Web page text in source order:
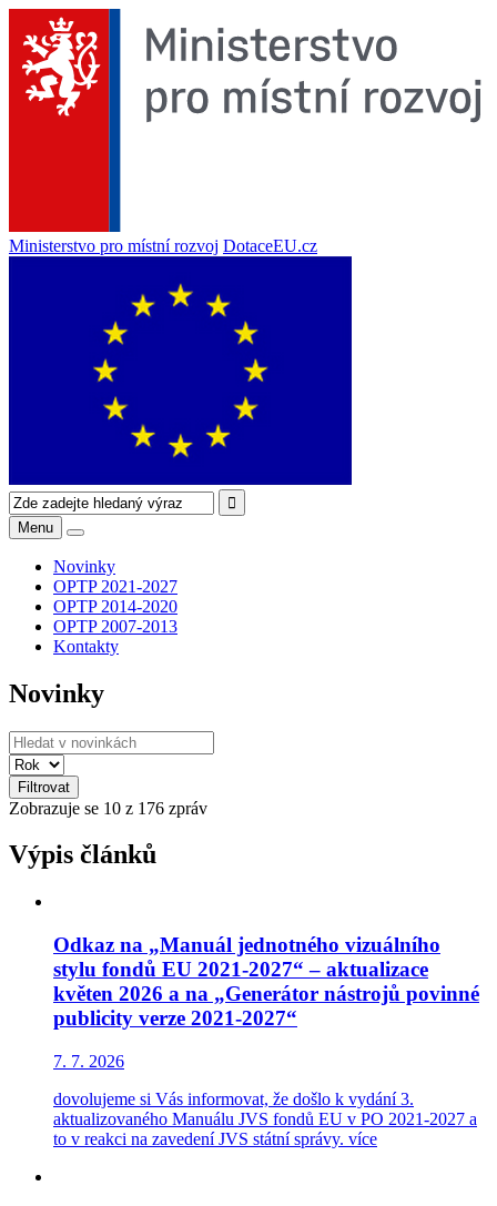
Ministerstvo pro místní rozvoj DotaceEU.cz
Menu
Novinky
OPTP 2021-2027
OPTP 2014-2020
OPTP 2007-2013
Kontakty
Novinky
Filtrovat
Zobrazuje se 10 z 176 zpráv
Výpis článků
Odkaz na „Manuál jednotného vizuálního
stylu fondů EU 2021-2027“ – aktualizace
květen 2026 a na „Generátor nástrojů povinné
publicity verze 2021-2027“
7. 7. 2026
dovolujeme si Vás informovat, že došlo k vydání 3.
aktualizovaného Manuálu JVS fondů EU v PO 2021-2027 a
to v reakci na zavedení JVS státní správy. více